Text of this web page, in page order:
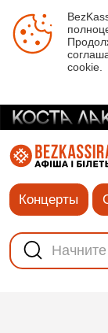
cookie.
Концерты